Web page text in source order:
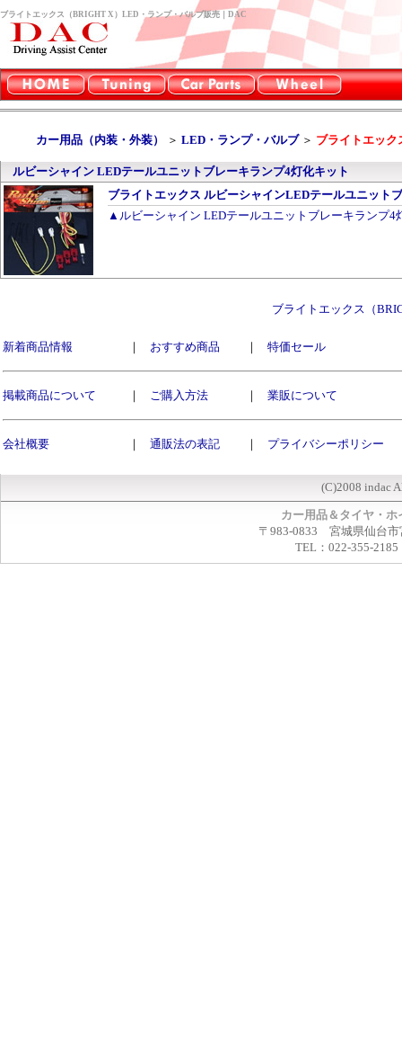
ブライトエックス（BRIGHT X）LED・ランプ・バルブ販売｜DAC
カー用品（内装・外装） ＞ LED・ランプ・バルブ＞ ブライトエッ
ルビーシャイン LEDテールユニットブレーキランプ4灯化キット
ブライトエックス ルビーシャインLEDテールユニット
▲ルビーシャイン LEDテールユニットブレーキランプ4
ブライトエックス（
新着商品情報 ｜ おすすめ商品 ｜ 特価セール
掲載商品について ｜ ご購入方法 ｜ 業販について
会社概要 ｜ 通販法の表記 ｜ プライバシーポリシー
(C)2008 indac
カー用品＆タイヤ・
〒983-0833 宮城県仙台市
TEL：022-355-